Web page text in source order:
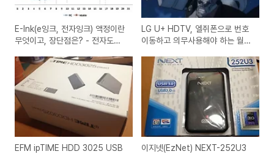
E-Ink(e잉크, 전자잉크) 액정이란
무엇이고, 장단점은? - 전자도서
제품 구입과 테블릿 구매 선택은?
LG U+ HDTV, 엘쥐폰으로 번호
이동하고 의무사용해야 하는 월정
EFM ipTIME HDD 3025 USB
이지넷(EzNet) NEXT-252U3